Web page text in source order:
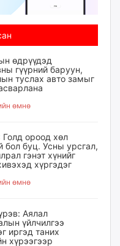
өдрүүдэд
гүүрний баруун,
туслах авто замыг
өмнө
ороод хөл
бол буц. Усны урсгал,
гэнэт хүнийг
хүргэдэг
өмнө
Аялал
үйлчилгээ
иргэд таних
хүрээгээр